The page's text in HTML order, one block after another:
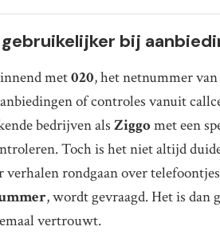
bij
met020, het netnummer van
of controles vanuit
bedrijven als Ziggomet een
Toch is het niet altijd
verhalen rondgaan over
, wordt gevraagd. Het is dan
vertrouwt.